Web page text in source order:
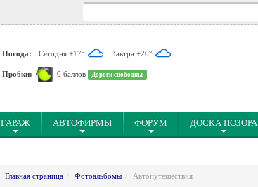
Погода: Сегодня +17° Завтра +20°
Пробки: 0 баллов Дороги свободны
ГАРАЖ АВТОФИРМЫ ФОРУМ ДОСКА ПОЗОРА
Главная страница Фотоальбомы Автопутешествия